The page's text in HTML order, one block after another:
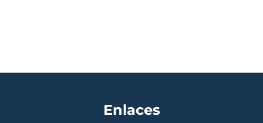
Enlaces